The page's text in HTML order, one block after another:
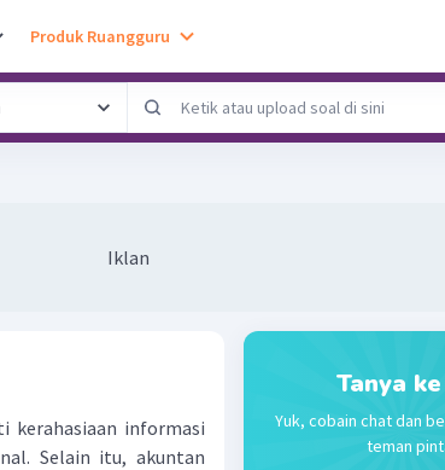
Produk Ruangguru
Iklan
kerahasiaan informasi
Selain itu, akuntan
Tanya
Yuk, cobain chat dan
teman